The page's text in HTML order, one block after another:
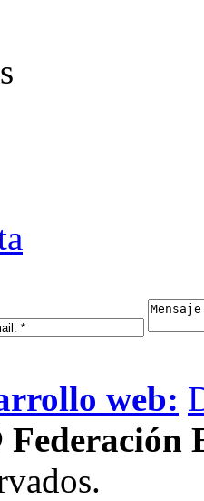
web: